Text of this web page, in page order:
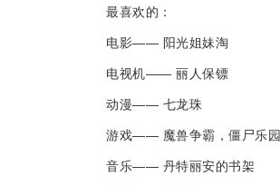
最喜欢的：
电影—— 阳光姐妹淘
电视机—— 丽人保镖
动漫—— 七龙珠
游戏—— 魔兽争霸，僵尸乐园
音乐—— 丹特丽安的书架